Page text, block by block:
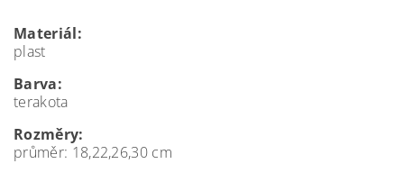
Materiál:
plast
Barva:
terakota
Rozměry:
průměr: 18,22,26,30 cm